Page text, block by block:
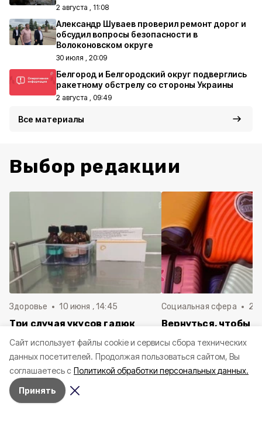
Cайт использует файлы cookie и сервисы сбора технических
данных посетителей. Продолжая пользоваться сайтом, Вы
соглашаетесь с Политикой обработки персональных данных.
Принять
2 августа , 11:08
Александр Шуваев проверил ремонт дорог и
обсудил вопросы безопасности в
Волоконовском округе
30 июля , 20:09
Белгород и Белгородский округ подверглись
ракетному обстрелу со стороны Украины
2 августа , 09:49
Все материалы
Выбор редакции
Здоровье 10 июня , 14:45
Три случая укусов гадюк
Белгородской области с
начала года
Социальная сфера 20
Вернуться, чтобы
в Белгородскую
пять лет